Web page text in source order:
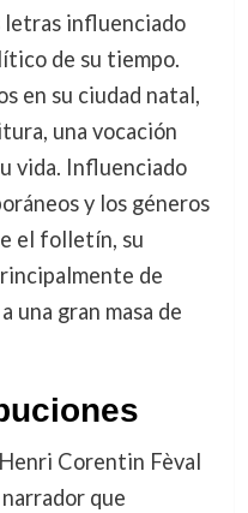
letras influenciado
de su tiempo.
en su ciudad natal,
una vocación
vida. Influenciado
y los géneros
el folletín, su
de
una gran masa de
Corentin Fèval
que